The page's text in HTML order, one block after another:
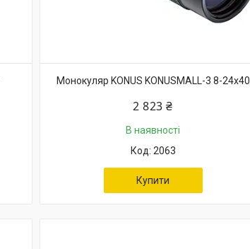
Монокуляр KONUS KONUSMALL-3 8-24x40
2 823 ₴
В наявності
2063
Купити